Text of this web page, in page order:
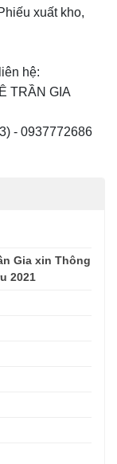
xuất kho,
hệ:
TRẦN GIA
- 0937772686
Gia xin Thông
2021